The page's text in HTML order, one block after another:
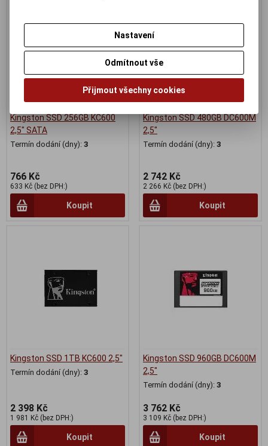
Kingston SSD 256GB KC600
2,5" SATA
Termín dodání (dny): 3
766 Kč
633 Kč (bez DPH:)
Koupit
Kingston SSD 480GB DC600M
2,5"
Termín dodání (dny): 3
2 742 Kč
2 266 Kč (bez DPH:)
Koupit
Kingston SSD 1TB KC600 2,5"
Termín dodání (dny): 3
2 398 Kč
1 981 Kč (bez DPH:)
Koupit
Kingston SSD 960GB DC600M
2,5"
Termín dodání (dny): 3
3 762 Kč
3 109 Kč (bez DPH:)
Koupit
Nastavení
Odmítnout vše
Přijmout všechny cookies